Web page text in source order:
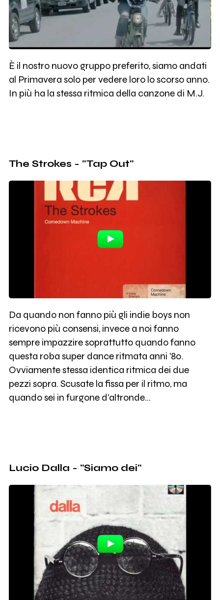
È il nostro nuovo gruppo preferito, siamo andati
al Primavera solo per vedere loro lo scorso anno.
In più ha la stessa ritmica della canzone di M.J.
The Strokes - "Tap Out"
Da quando non fanno più gli indie boys non
ricevono più consensi, invece a noi fanno
sempre impazzire soprattutto quando fanno
questa roba super dance ritmata anni '80.
Ovviamente stessa identica ritmica dei due
pezzi sopra. Scusate la fissa per il ritmo, ma
quando sei in furgone d'altronde...
Lucio Dalla - "Siamo dei"